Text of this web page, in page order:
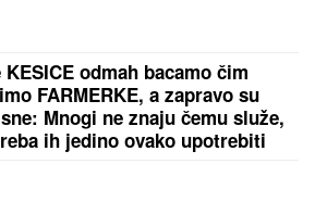
KESICE odmah bacamo čim
FARMERKE, a zapravo su
Mnogi ne znaju čemu služe,
ih jedino ovako upotrebiti